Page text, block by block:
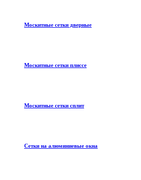
Москитные сетки дверные
Москитные сетки плиссе
Москитные сетки сплит
Сетки на алюминиевые окна